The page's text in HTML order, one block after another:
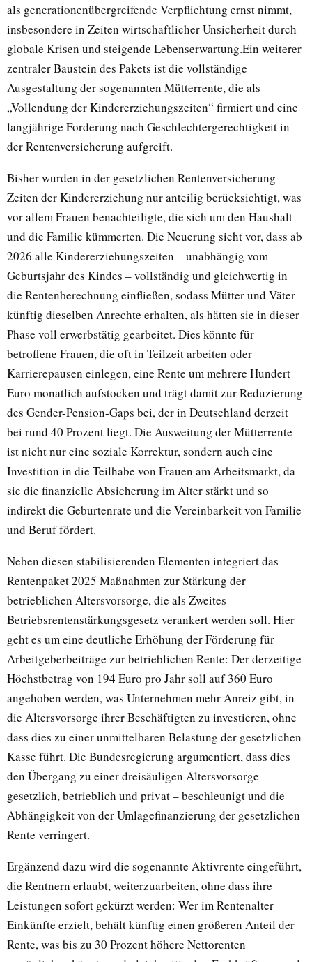
als generationenübergreifende Verpflichtung ernst nimmt,
insbesondere in Zeiten wirtschaftlicher Unsicherheit durch
globale Krisen und steigende Lebenserwartung.Ein weiterer
zentraler Baustein des Pakets ist die vollständige
Ausgestaltung der sogenannten Mütterrente, die als
„Vollendung der Kindererziehungszeiten“ firmiert und eine
langjährige Forderung nach Geschlechtergerechtigkeit in
der Rentenversicherung aufgreift.
Bisher wurden in der gesetzlichen Rentenversicherung
Zeiten der Kindererziehung nur anteilig berücksichtigt, was
vor allem Frauen benachteiligte, die sich um den Haushalt
und die Familie kümmerten. Die Neuerung sieht vor, dass ab
2026 alle Kindererziehungszeiten – unabhängig vom
Geburtsjahr des Kindes – vollständig und gleichwertig in
die Rentenberechnung einfließen, sodass Mütter und Väter
künftig dieselben Anrechte erhalten, als hätten sie in dieser
Phase voll erwerbstätig gearbeitet. Dies könnte für
betroffene Frauen, die oft in Teilzeit arbeiten oder
Karrierepausen einlegen, eine Rente um mehrere Hundert
Euro monatlich aufstocken und trägt damit zur Reduzierung
des Gender-Pension-Gaps bei, der in Deutschland derzeit
bei rund 40 Prozent liegt. Die Ausweitung der Mütterrente
ist nicht nur eine soziale Korrektur, sondern auch eine
Investition in die Teilhabe von Frauen am Arbeitsmarkt, da
sie die finanzielle Absicherung im Alter stärkt und so
indirekt die Geburtenrate und die Vereinbarkeit von Familie
und Beruf fördert.
Neben diesen stabilisierenden Elementen integriert das
Rentenpaket 2025 Maßnahmen zur Stärkung der
betrieblichen Altersvorsorge, die als Zweites
Betriebsrentenstärkungsgesetz verankert werden soll. Hier
geht es um eine deutliche Erhöhung der Förderung für
Arbeitgeberbeiträge zur betrieblichen Rente: Der derzeitige
Höchstbetrag von 194 Euro pro Jahr soll auf 360 Euro
angehoben werden, was Unternehmen mehr Anreiz gibt, in
die Altersvorsorge ihrer Beschäftigten zu investieren, ohne
dass dies zu einer unmittelbaren Belastung der gesetzlichen
Kasse führt. Die Bundesregierung argumentiert, dass dies
den Übergang zu einer dreisäuligen Altersvorsorge –
gesetzlich, betrieblich und privat – beschleunigt und die
Abhängigkeit von der Umlagefinanzierung der gesetzlichen
Rente verringert.
Ergänzend dazu wird die sogenannte Aktivrente eingeführt,
die Rentnern erlaubt, weiterzuarbeiten, ohne dass ihre
Leistungen sofort gekürzt werden: Wer im Rentenalter
Einkünfte erzielt, behält künftig einen größeren Anteil der
Rente, was bis zu 30 Prozent höhere Nettorenten